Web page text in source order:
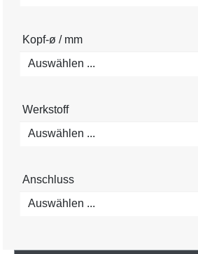
Kopf-ø / mm
Auswählen ...
Werkstoff
Auswählen ...
Anschluss
Auswählen ...